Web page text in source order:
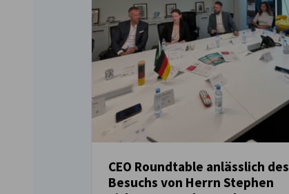
CEO Roundtable anlässlich des
Besuchs von Herrn Stephen